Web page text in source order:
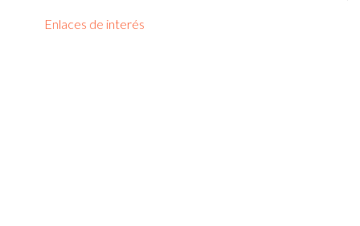
Enlaces de interés